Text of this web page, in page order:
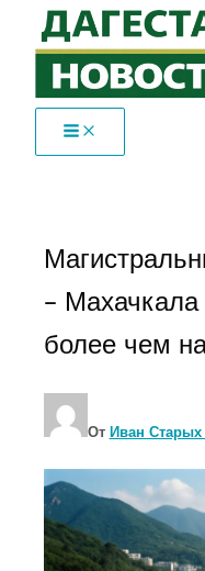
Перейти
содержимому
– Махачкала
более чем
От Иван Старых